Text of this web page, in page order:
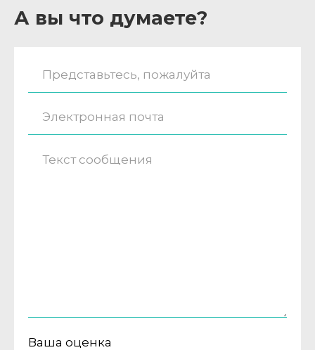
А вы что думаете?
Ваша оценка